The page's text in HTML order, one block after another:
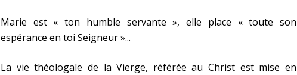
Marie est « ton humble servante », elle place « toute son
espérance en toi Seigneur »...
La vie théologale de la Vierge, référée au Christ est mise en